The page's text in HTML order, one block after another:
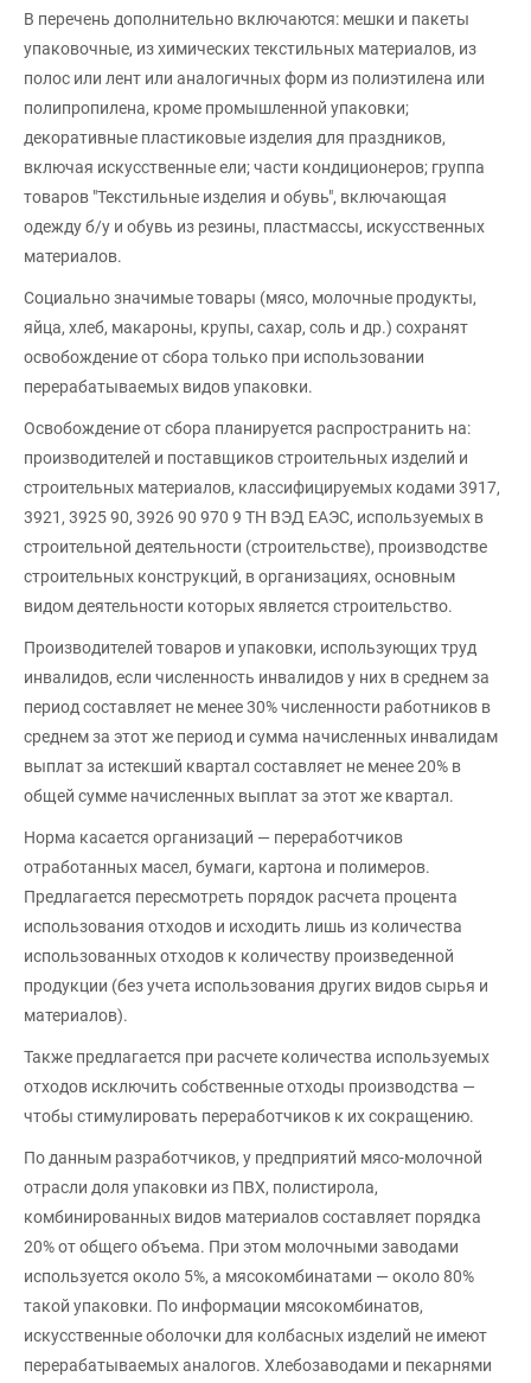
В перечень дополнительно включаются: мешки и пакеты
упаковочные, из химических текстильных материалов, из
полос или лент или аналогичных форм из полиэтилена или
полипропилена, кроме промышленной упаковки;
декоративные пластиковые изделия для праздников,
включая искусственные ели; части кондиционеров; группа
товаров "Текстильные изделия и обувь", включающая
одежду б/у и обувь из резины, пластмассы, искусственных
материалов.
Социально значимые товары (мясо, молочные продукты,
яйца, хлеб, макароны, крупы, сахар, соль и др.) сохранят
освобождение от сбора только при использовании
перерабатываемых видов упаковки.
Освобождение от сбора планируется распространить на:
производителей и поставщиков строительных изделий и
строительных материалов, классифицируемых кодами 3917,
3921, 3925 90, 3926 90 970 9 ТН ВЭД ЕАЭС, используемых в
строительной деятельности (строительстве), производстве
строительных конструкций, в организациях, основным
видом деятельности которых является строительство.
Производителей товаров и упаковки, использующих труд
инвалидов, если численность инвалидов у них в среднем за
период составляет не менее 30% численности работников в
среднем за этот же период и сумма начисленных инвалидам
выплат за истекший квартал составляет не менее 20% в
общей сумме начисленных выплат за этот же квартал.
Норма касается организаций — переработчиков
отработанных масел, бумаги, картона и полимеров.
Предлагается пересмотреть порядок расчета процента
использования отходов и исходить лишь из количества
использованных отходов к количеству произведенной
продукции (без учета использования других видов сырья и
материалов).
Также предлагается при расчете количества используемых
отходов исключить собственные отходы производства —
чтобы стимулировать переработчиков к их сокращению.
По данным разработчиков, у предприятий мясо-молочной
отрасли доля упаковки из ПВХ, полистирола,
комбинированных видов материалов составляет порядка
20% от общего объема. При этом молочными заводами
используется около 5%, а мясокомбинатами — около 80%
такой упаковки. По информации мясокомбинатов,
искусственные оболочки для колбасных изделий не имеют
перерабатываемых аналогов. Хлебозаводами и пекарнями